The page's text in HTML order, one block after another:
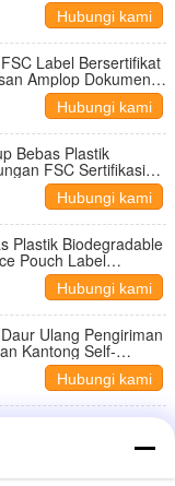
Hubungi kami
Label Bersertifikat
Amplop Dokumen
Hubungi kami
Bebas Plastik
FSC Sertifikasi
Custom
Hubungi kami
Plastik Biodegradable
Pouch Label
Hubungi kami
Ulang Pengiriman
Kantong Self-
Dompet
Hubungi kami